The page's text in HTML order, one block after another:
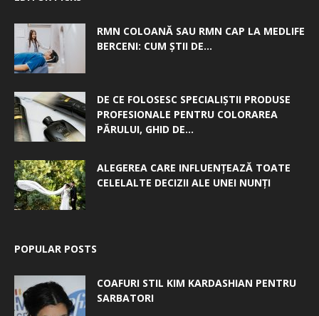
RMN COLOANĂ SAU RMN CAP LA MEDLIFE
BERCENI: CUM ȘTII DE...
DE CE FOLOSESC SPECIALIȘTII PRODUSE
PROFESIONALE PENTRU COLORAREA
PĂRULUI, GHID DE...
ALEGEREA CARE INFLUENȚEAZĂ TOATE
CELELALTE DECIZII ALE UNEI NUNȚI
POPULAR POSTS
COAFURI STIL KIM KARDASHIAN PENTRU
SARBATORI